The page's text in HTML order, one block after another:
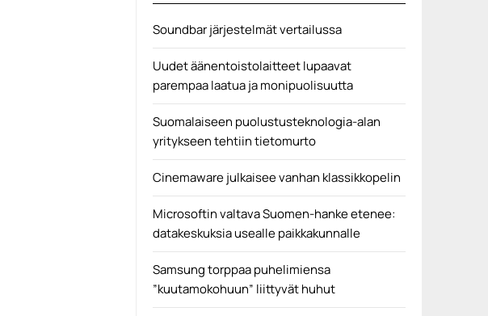
Soundbar järjestelmät vertailussa
Uudet äänentoistolaitteet lupaavat
parempaa laatua ja monipuolisuutta
Suomalaiseen puolustusteknologia-alan
yritykseen tehtiin tietomurto
Cinemaware julkaisee vanhan klassikkopelin
Microsoftin valtava Suomen-hanke etenee:
datakeskuksia usealle paikkakunnalle
Samsung torppaa puhelimiensa
”kuutamokohuun” liittyvät huhut